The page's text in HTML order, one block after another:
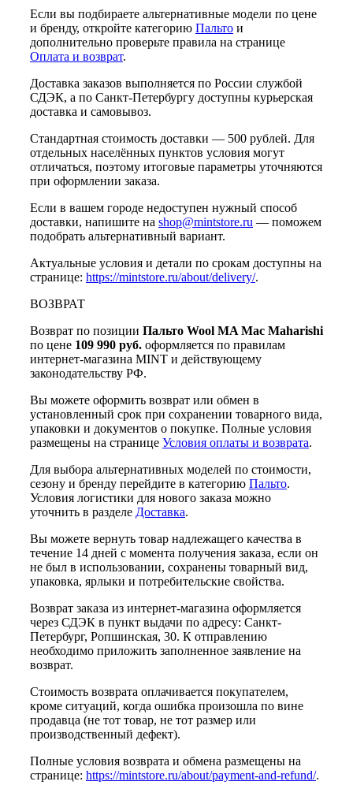
Если вы подбираете альтернативные модели по цене
и бренду, откройте категорию Пальто и
дополнительно проверьте правила на странице
Оплата и возврат.
Доставка заказов выполняется по России службой
СДЭК, а по Санкт-Петербургу доступны курьерская
доставка и самовывоз.
Стандартная стоимость доставки — 500 рублей. Для
отдельных населённых пунктов условия могут
отличаться, поэтому итоговые параметры уточняются
при оформлении заказа.
Если в вашем городе недоступен нужный способ
доставки, напишите на shop@mintstore.ru — поможем
подобрать альтернативный вариант.
Актуальные условия и детали по срокам доступны на
странице: https://mintstore.ru/about/delivery/.
ВОЗВРАТ
Возврат по позиции Пальто Wool MA Mac Maharishi
по цене 109 990 руб. оформляется по правилам
интернет-магазина MINT и действующему
законодательству РФ.
Вы можете оформить возврат или обмен в
установленный срок при сохранении товарного вида,
упаковки и документов о покупке. Полные условия
размещены на странице Условия оплаты и возврата.
Для выбора альтернативных моделей по стоимости,
сезону и бренду перейдите в категорию Пальто.
Условия логистики для нового заказа можно
уточнить в разделе Доставка.
Вы можете вернуть товар надлежащего качества в
течение 14 дней с момента получения заказа, если он
не был в использовании, сохранены товарный вид,
упаковка, ярлыки и потребительские свойства.
Возврат заказа из интернет-магазина оформляется
через СДЭК в пункт выдачи по адресу: Санкт-
Петербург, Ропшинская, 30. К отправлению
необходимо приложить заполненное заявление на
возврат.
Стоимость возврата оплачивается покупателем,
кроме ситуаций, когда ошибка произошла по вине
продавца (не тот товар, не тот размер или
производственный дефект).
Полные условия возврата и обмена размещены на
странице: https://mintstore.ru/about/payment-and-refund/.